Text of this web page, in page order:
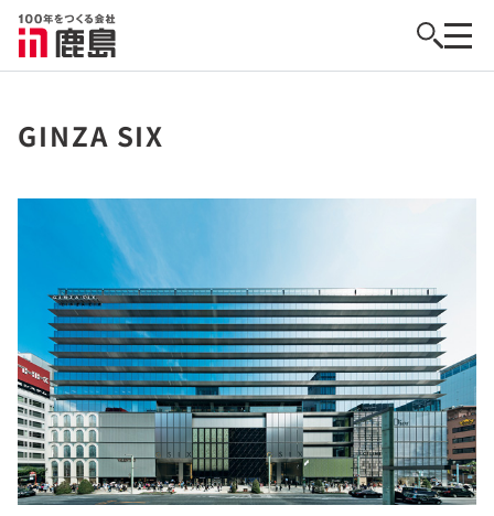
GINZA SIX